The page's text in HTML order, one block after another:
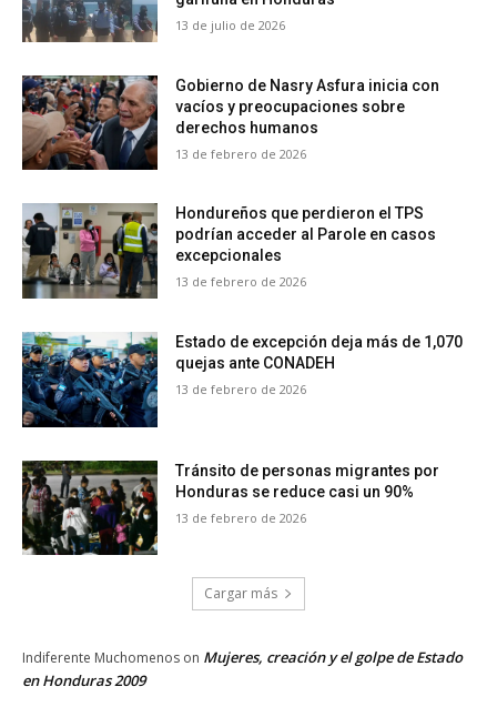
13 de julio de 2026
Gobierno de Nasry Asfura inicia con
vacíos y preocupaciones sobre
derechos humanos
13 de febrero de 2026
Hondureños que perdieron el TPS
podrían acceder al Parole en casos
excepcionales
13 de febrero de 2026
Estado de excepción deja más de 1,070
quejas ante CONADEH
13 de febrero de 2026
Tránsito de personas migrantes por
Honduras se reduce casi un 90%
13 de febrero de 2026
Cargar más
Indiferente Muchomenos on Mujeres, creación y el golpe de Estado
en Honduras 2009